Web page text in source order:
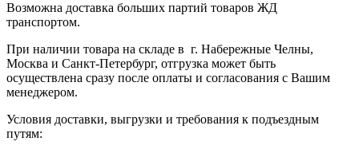
Возможна доставка больших партий товаров ЖД
транспортом.
При наличии товара на складе в г. Набережные Челны,
Москва и Санкт-Петербург, отгрузка может быть
осуществлена сразу после оплаты и согласования с Вашим
менеджером.
Условия доставки, выгрузки и требования к подъездным
путям: